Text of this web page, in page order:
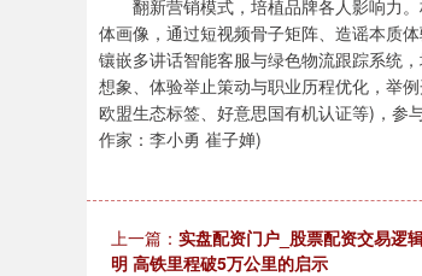
翻新营销模式，培植品牌各人影响力
体画像，通过短视频骨子矩阵、造谣本质
镶嵌多讲话智能客服与绿色物流跟踪系统
想象、体验举止策动与职业历程优化，举
欧盟生态标签、好意思国有机认证等)，参
作家：李小勇 崔子婵)
上一篇： 实盘配资门户_股票配资交易逻
明 高铁里程破5万公里的启示